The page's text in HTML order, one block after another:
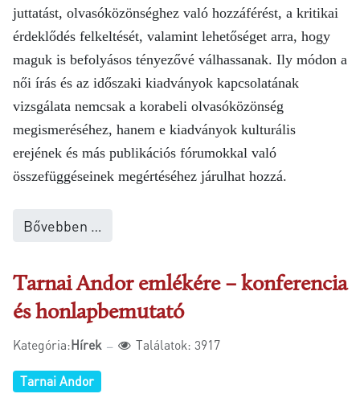
juttatást, olvasóközönséghez való hozzáférést, a kritikai
érdeklődés felkeltését, valamint lehetőséget arra, hogy
maguk is befolyásos tényezővé válhassanak. Ily módon a
női írás és az időszaki kiadványok kapcsolatának
vizsgálata nemcsak a korabeli olvasóközönség
megismeréséhez, hanem e kiadványok kulturális
erejének és más publikációs fórumokkal való
összefüggéseinek megértéséhez járulhat hozzá.
Bővebben …
Tarnai Andor emlékére – konferencia
és honlapbemutató
Kategória:Hírek Találatok: 3917
Tarnai Andor